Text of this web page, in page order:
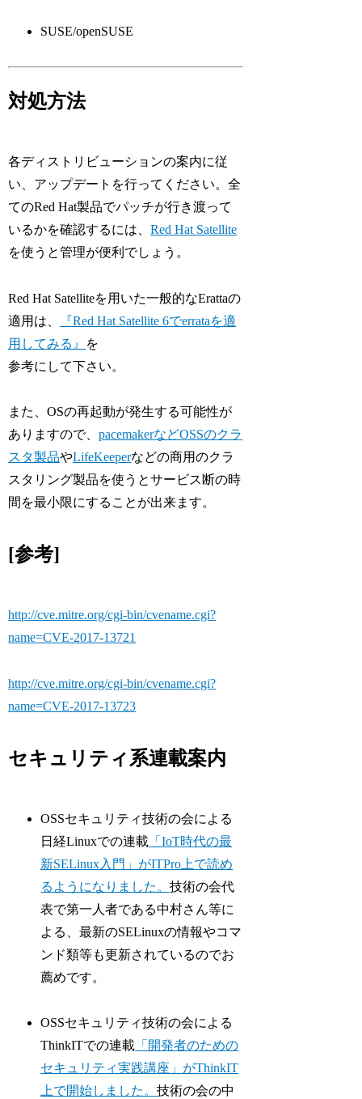
SUSE/openSUSE
対処方法
各ディストリビューションの案内に従
い、アップデートを行ってください。全
てのRed Hat製品でパッチが行き渡って
いるかを確認するには、Red Hat Satellite
を使うと管理が便利でしょう。
Red Hat Satelliteを用いた一般的なErattaの
適用は、
『Red Hat Satellite 6でerrataを適
用してみる』
を
参考にして下さい。
また、OSの再起動が発生する可能性が
ありますので、pacemakerなどOSSのクラ
スタ製品やLifeKeeperなどの商用のクラ
スタリング製品を使うとサービス断の時
間を最小限にすることが出来ます。
[参考]
http://cve.mitre.org/cgi-bin/cvename.cgi?
name=CVE-2017-13721
http://cve.mitre.org/cgi-bin/cvename.cgi?
name=CVE-2017-13723
セキュリティ系連載案内
OSSセキュリティ技術の会による
日経Linuxでの連載 「IoT時代の最
新SELinux入門」がITPro上で読め
るようになりました。技術の会代
表で第一人者である中村さん等に
よる、最新のSELinuxの情報やコマ
ンド類等も更新されているのでお
薦めです。
OSSセキュリティ技術の会による
ThinkITでの連載 「開発者のための
セキュリティ実践講座」がThinkIT
上で開始しました。技術の会の中